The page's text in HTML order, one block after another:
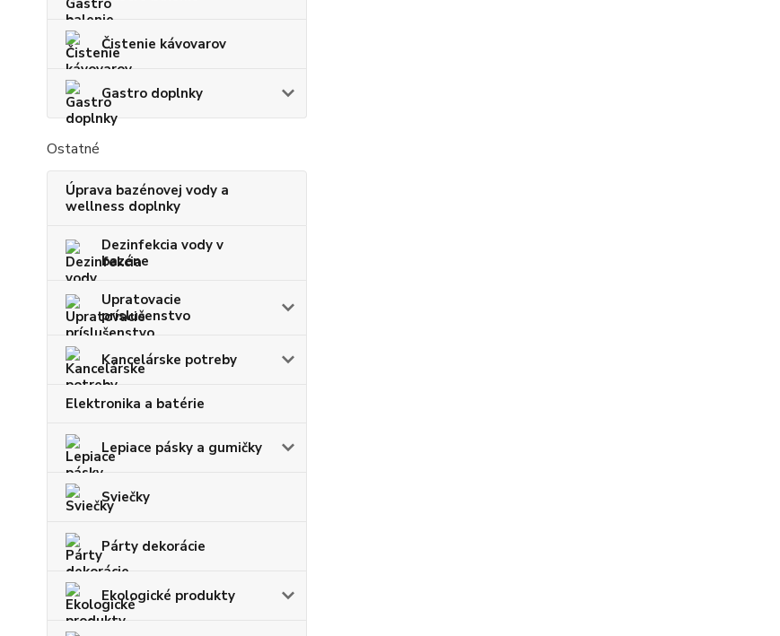
Čistenie kávovarov
Gastro doplnky
Ostatné
Úprava bazénovej vody a
wellness doplnky
Dezinfekcia vody v
bazéne
Upratovacie
príslušenstvo
Kancelárske potreby
Elektronika a batérie
Lepiace pásky a gumičky
Sviečky
Párty dekorácie
Ekologické produkty